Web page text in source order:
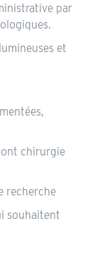
par
et
chirurgie
recherche
souhaitent